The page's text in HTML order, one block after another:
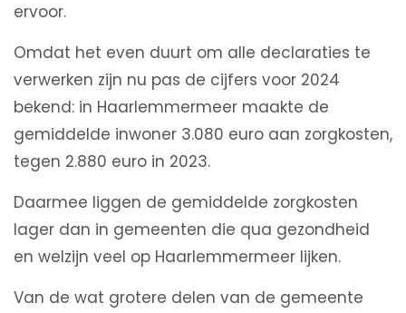
ervoor.
Omdat het even duurt om alle declaraties te
verwerken zijn nu pas de cijfers voor 2024
bekend: in Haarlemmermeer maakte de
gemiddelde inwoner 3.080 euro aan zorgkosten,
tegen 2.880 euro in 2023.
Daarmee liggen de gemiddelde zorgkosten
lager dan in gemeenten die qua gezondheid
en welzijn veel op Haarlemmermeer lijken.
Van de wat grotere delen van de gemeente